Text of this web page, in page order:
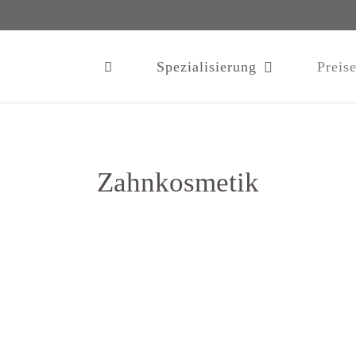
Spezialisierung Preise
Zahnkosmetik